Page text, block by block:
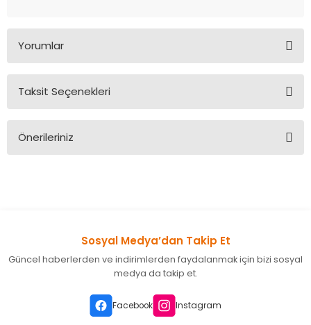
Yorumlar
Taksit Seçenekleri
Önerileriniz
Ürün resmi kalitesiz, bozuk veya görüntülenemiyor.
Ürün açıklamasında eksik bilgiler bulunuyor.
Ürün fiyatı diğer sitelerden daha pahalı.
Sosyal Medya’dan Takip Et
Güncel haberlerden ve indirimlerden faydalanmak için bizi sosyal
medya da takip et.
Facebook Instagram